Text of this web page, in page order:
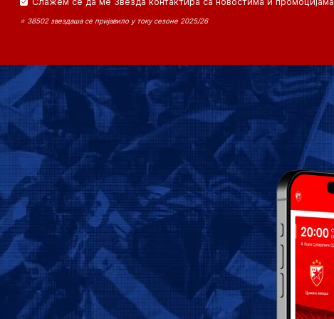
⭐ 38502 звездаша се пријавило у току сезоне 2025/26